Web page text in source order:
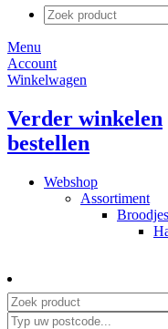
Menu
Account
Winkelwagen
Verder winkelen
bestellen
Webshop
Assortiment
Broodjes